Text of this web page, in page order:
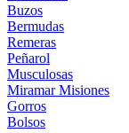
Buzos
Bermudas
Remeras
Peñarol
Musculosas
Miramar Misiones
Gorros
Bolsos